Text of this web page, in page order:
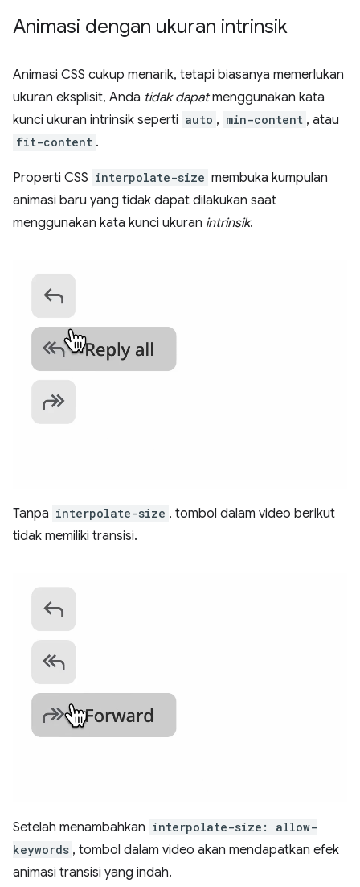
Animasi dengan ukuran intrinsik
Animasi CSS cukup menarik, tetapi biasanya memerlukan
ukuran eksplisit, Anda tidak dapatmenggunakan kata
kunci ukuran intrinsik seperti auto , min-content , atau
fit-content .
Properti CSS interpolate-size membuka kumpulan
animasi baru yang tidak dapat dilakukan saat
menggunakan kata kunci ukuran intrinsik.
Tanpa interpolate-size , tombol dalam video berikut
tidak memiliki transisi.
Setelah menambahkan interpolate-size: allow-
keywords , tombol dalam video akan mendapatkan efek
animasi transisi yang indah.